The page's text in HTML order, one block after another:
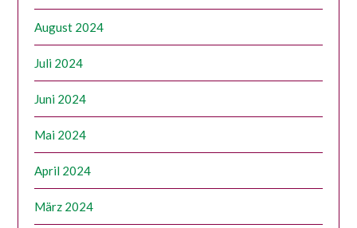
August 2024
Juli 2024
Juni 2024
Mai 2024
April 2024
März 2024